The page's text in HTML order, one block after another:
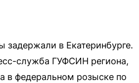
задержали в Екатеринбурге.
служба ГУФСИН региона,
в федеральном розыске по